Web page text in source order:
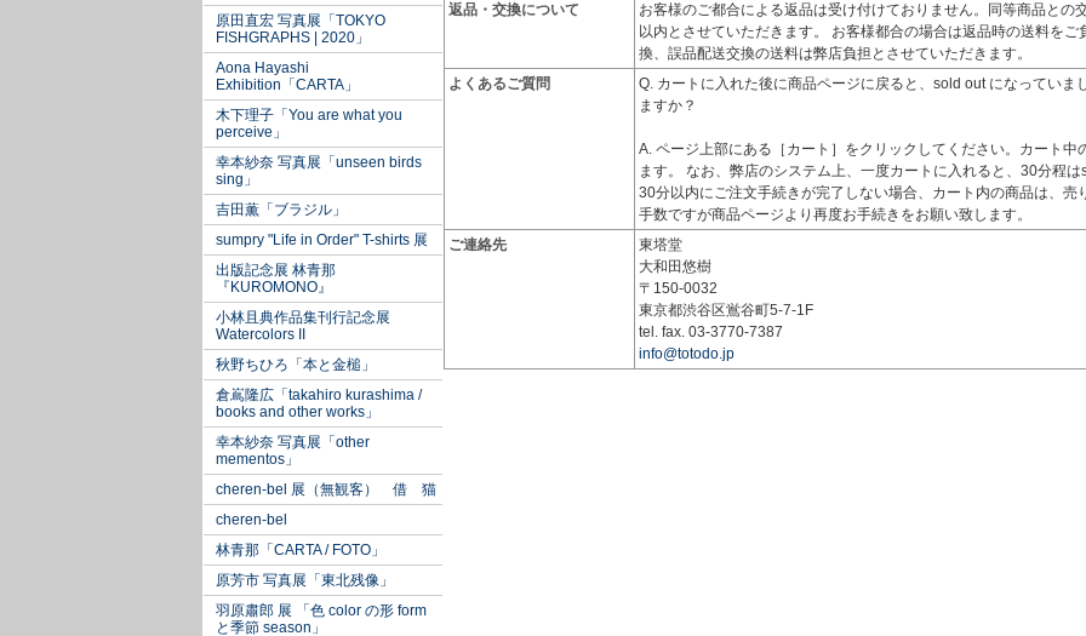
原田直宏 写真展「TOKYO
FISHGRAPHS | 2020」
Aona Hayashi
Exhibition「CARTA」
木下理子「You are what you
perceive」
幸本紗奈 写真展「unseen birds
sing」
吉田薫「ブラジル」
sumpry "Life in Order" T-shirts 展
出版記念展 林青那
『KUROMONO』
小林且典作品集刊行記念展
Watercolors II
秋野ちひろ「本と金槌」
倉嶌隆広「takahiro kurashima /
books and other works」
幸本紗奈 写真展「other
mementos」
cheren-bel 展（無観客） 借 猫
cheren-bel
林青那「CARTA / FOTO」
原芳市 写真展「東北残像」
羽原肅郎 展 「色 color の形 form
と季節 season」
返品・交換について
お客様のご都合による返品は受け付けておりません。同等商品との
以内とさせていただきます。 お客様都合の場合は返品時の送料をご
換、誤品配送交換の送料は弊店負担とさせていただきます。
よくあるご質問
Q. カートに入れた後に商品ページに戻ると、sold out になっていま
ますか？
A. ページ上部にある［カート］をクリックしてください。カート中
ます。 なお、弊店のシステム上、一度カートに入れると、30分程は
30分以内にご注文手続きが完了しない場合、カート内の商品は、売
手数ですが商品ページより再度お手続きをお願い致します。
ご連絡先
東塔堂
大和田悠樹
〒150-0032
東京都渋谷区鴬谷町5-7-1F
tel. fax. 03-3770-7387
info@totodo.jp